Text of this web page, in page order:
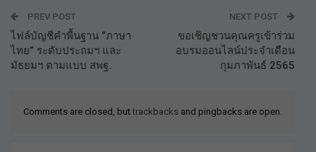
PREV POST
ไฟล์บัญชีคำพื้นฐาน “ภาษา
ไทย” ระดับประถมฯ และ
มัธยมฯ ตามแบบ สพฐ.
NEXT POST
ขอเชิญชวนคุณครูเข้าร่วม
อบรมออนไลน์ประจำเดือน
กุมภาพันธ์ 2565
Comments are closed, buttrackbacks and pingbacks are open.